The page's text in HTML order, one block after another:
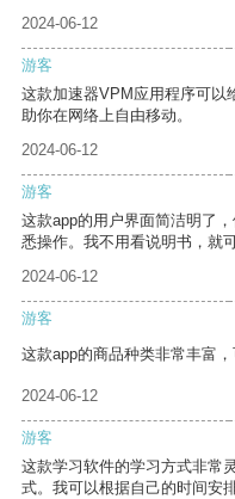
2024-06-12
游客
这款加速器VPM应用程序可以
助你在网络上自由移动。
2024-06-12
游客
这款app的用户界面简洁明了
悉操作。我不用看说明书，就
2024-06-12
游客
这款app的商品种类非常丰富
2024-06-12
游客
这款学习软件的学习方式非常
式。我可以根据自己的时间安